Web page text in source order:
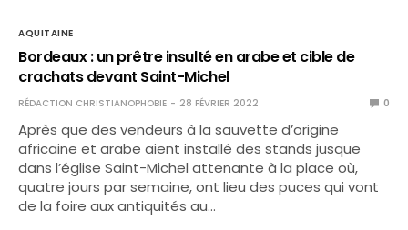
AQUITAINE
Bordeaux : un prêtre insulté en arabe et cible de
crachats devant Saint-Michel
RÉDACTION CHRISTIANOPHOBIE 28 FÉVRIER 2022 0
Après que des vendeurs à la sauvette d’origine
africaine et arabe aient installé des stands jusque
dans l’église Saint-Michel attenante à la place où,
quatre jours par semaine, ont lieu des puces qui vont
de la foire aux antiquités au…